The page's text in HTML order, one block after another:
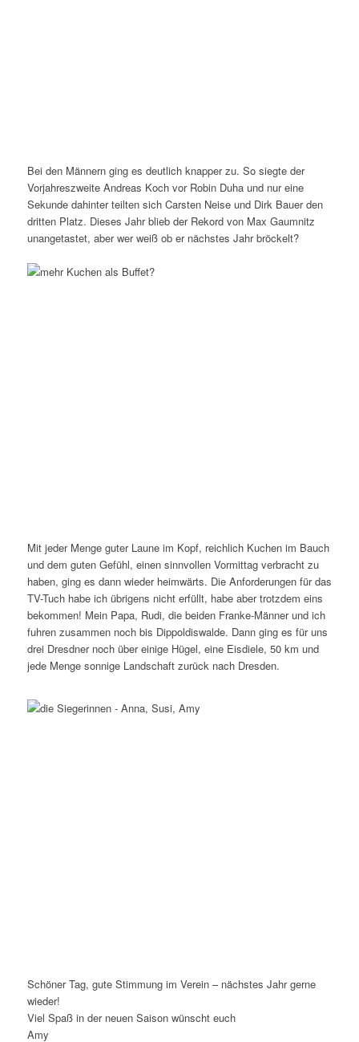
Bei den Männern ging es deutlich knapper zu. So siegte der
Vorjahreszweite Andreas Koch vor Robin Duha und nur eine
Sekunde dahinter teilten sich Carsten Neise und Dirk Bauer den
dritten Platz. Dieses Jahr blieb der Rekord von Max Gaumnitz
unangetastet, aber wer weiß ob er nächstes Jahr bröckelt?
Mit jeder Menge guter Laune im Kopf, reichlich Kuchen im Bauch
und dem guten Gefühl, einen sinnvollen Vormittag verbracht zu
haben, ging es dann wieder heimwärts. Die Anforderungen für das
TV-Tuch habe ich übrigens nicht erfüllt, habe aber trotzdem eins
bekommen! Mein Papa, Rudi, die beiden Franke-Männer und ich
fuhren zusammen noch bis Dippoldiswalde. Dann ging es für uns
drei Dresdner noch über einige Hügel, eine Eisdiele, 50 km und
jede Menge sonnige Landschaft zurück nach Dresden.
Schöner Tag, gute Stimmung im Verein – nächstes Jahr gerne
wieder!
Viel Spaß in der neuen Saison wünscht euch
Amy